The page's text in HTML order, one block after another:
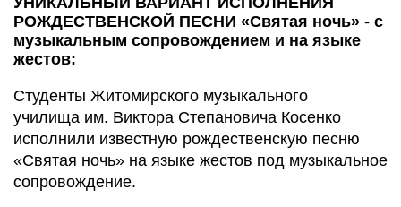
РОЖДЕСТВЕНСКОЙ ПЕСНИ «Святая ночь» - с
музыкальным сопровождением и на языке
жестов:
Студенты Житомирского музыкального
училища им. Виктора Степановича Косенко
исполнили известную рождественскую песню
«Святая ночь» на языке жестов под музыкальное
сопровождение.